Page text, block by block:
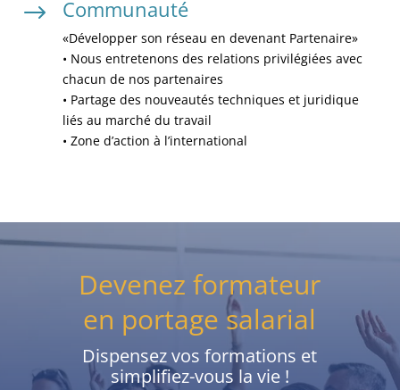
$ Communauté
«Développer son réseau en devenant Partenaire»
• Nous entretenons des relations privilégiées avec
chacun de nos partenaires
• Partage des nouveautés techniques et juridique
liés au marché du travail
• Zone d’action à l’international
Devenez formateur
en portage salarial
Dispensez vos formations et
simplifiez-vous la vie !